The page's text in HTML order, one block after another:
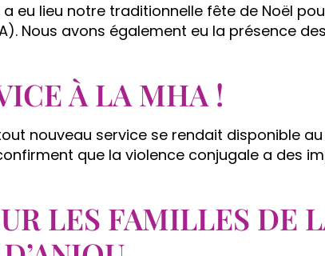
eu lieu notre traditionnelle fête de Noël
Nous avons également eu la présence
À LA MHA !
tout nouveau service se rendait disponible
que la violence conjugale a des
LES FAMILLES DE